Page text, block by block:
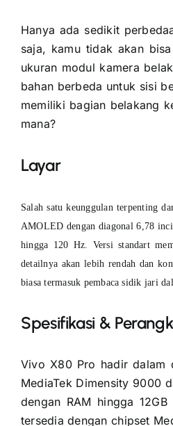
Hanya ada sedikit
saja, kamu tidak akan
ukuran modul kamera
bahan berbeda untuk sisi
memiliki bagian belakang
mana?
Layar
Salah satu keunggulan terpenting
AMOLED dengan diagonal 6,78
hingga 120 Hz. Versi standart
detailnya akan lebih rendah dan
biasa termasuk pembaca sidik jari
Spesifikasi &
Vivo X80 Pro hadir dalam
MediaTek Dimensity 9000
dengan RAM hingga
tersedia dengan chipset